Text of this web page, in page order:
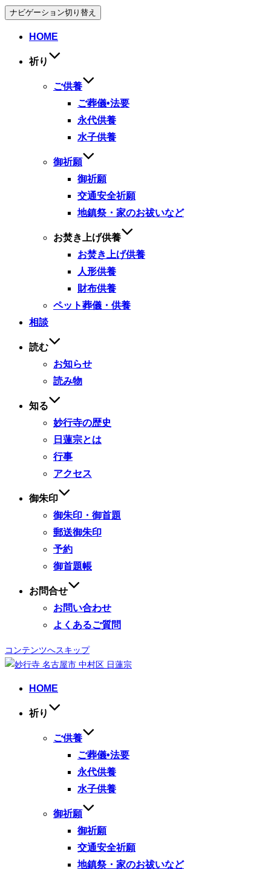
ナビゲーション切り替え
HOME
祈り
ご供養
ご葬儀•法要
永代供養
水子供養
御祈願
御祈願
交通安全祈願
地鎮祭・家のお祓いなど
お焚き上げ供養
お焚き上げ供養
人形供養
財布供養
ペット葬儀・供養
相談
読む
お知らせ
読み物
知る
妙行寺の歴史
日蓮宗とは
行事
アクセス
御朱印
御朱印・御首題
郵送御朱印
予約
御首題帳
お問合せ
お問い合わせ
よくあるご質問
コンテンツへスキップ
HOME
祈り
ご供養
ご葬儀•法要
永代供養
水子供養
御祈願
御祈願
交通安全祈願
地鎮祭・家のお祓いなど